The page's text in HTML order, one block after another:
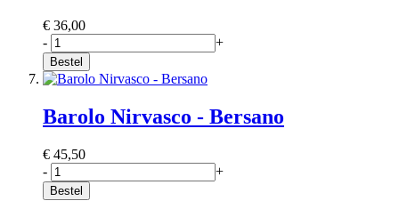
€ 36,00
-
+
Bestel
Barolo Nirvasco - Bersano
€ 45,50
-
+
Bestel